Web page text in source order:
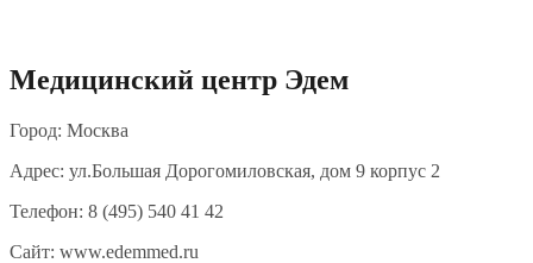
Медицинский центр Эдем
Город: Москва
Адрес: ул.Большая Дорогомиловская, дом 9 корпус 2
Телефон: 8 (495) 540 41 42
Сайт: www.edemmed.ru